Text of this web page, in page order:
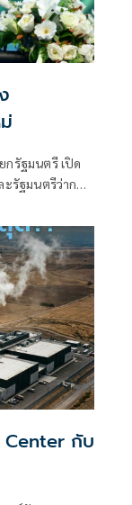
กรัฐมนตรี เปิด
รัฐมนตรีว่าการ
WORLD
Center กับ